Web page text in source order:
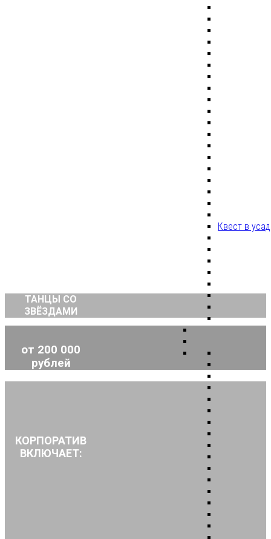
Квест в
ТАНЦЫ СО
ЗВЁЗДАМИ
от 200 000
рублей
КОРПОРАТИВ
ВКЛЮЧАЕТ: